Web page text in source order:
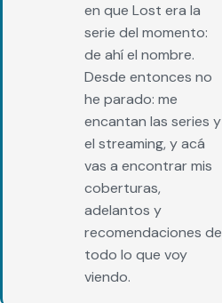
en que Lost era la
serie del momento:
de ahí el nombre.
Desde entonces no
he parado: me
encantan las series y
el streaming, y acá
vas a encontrar mis
coberturas,
adelantos y
recomendaciones de
todo lo que voy
viendo.